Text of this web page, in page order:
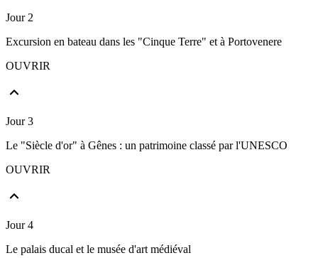
Jour 2
Excursion en bateau dans les "Cinque Terre" et à Portovenere
OUVRIR
Jour 3
Le "Siècle d'or" à Gênes : un patrimoine classé par l'UNESCO
OUVRIR
Jour 4
Le palais ducal et le musée d'art médiéval